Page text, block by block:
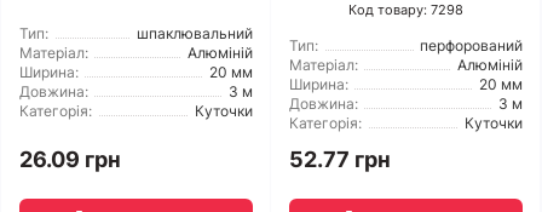
Тип:
шпаклювальний
Матеріал:
Алюміній
Ширина:
20 мм
Довжина:
3 м
Категорія:
Куточки
26.09 грн
Код товару: 7298
Тип:
перфорований
Матеріал:
Алюміній
Ширина:
20 мм
Довжина:
3 м
Категорія:
Куточки
52.77 грн